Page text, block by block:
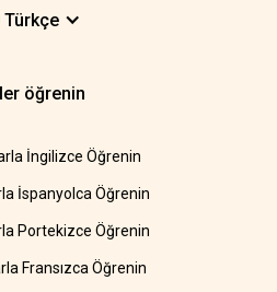
Türkçe
öğrenin
İngilizce Öğrenin
İspanyolca Öğrenin
Portekizce Öğrenin
Fransızca Öğrenin